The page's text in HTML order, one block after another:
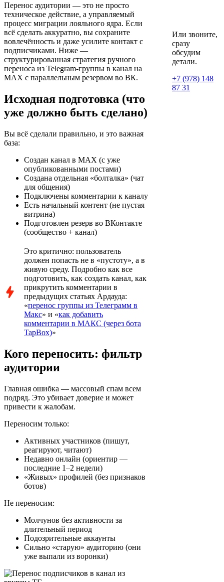
Перенос аудитории — это не просто
техническое действие, а управляемый
процесс миграции лояльного ядра. Если
всё сделать аккуратно, вы сохраните
вовлечённость и даже усилите контакт с
подписчиками. Ниже —
структурированная стратегия ручного
переноса из Telegram-группы в канал на
MAX с параллельным резервом во ВК.
Исходная подготовка (что
уже должно быть сделано)
Вы всё сделали правильно, и это важная
база:
Создан канал в MAX (с уже
опубликованными постами)
Создана отдельная «болталка» (чат
для общения)
Подключены комментарии к каналу
Есть начальный контент (не пустая
витрина)
Подготовлен резерв во ВКонтакте
(сообщество + канал)
Это критично: пользователь
должен попасть не в «пустоту», а в
живую среду. Подробно как все
подготовить, как создать канал, как
прикрутить комментарии в
предыдущих статьях Ардауда:
«перенос группы из Телеграмм в
Макс» и «как добавить
комментарии в МАКС (через бота
TapBox)»
Кого переносить: фильтр
аудитории
Главная ошибка — массовый спам всем
подряд. Это убивает доверие и может
привести к жалобам.
Переносим только:
Активных участников (пишут,
реагируют, читают)
Недавно онлайн (ориентир —
последние 1–2 недели)
«Живых» профилей (без признаков
ботов)
Не переносим:
Молчунов без активности за
длительный период
Подозрительные аккаунты
Сильно «старую» аудиторию (они
уже выпали из воронки)
Или звоните,
сразу
обсудим
детали.
+7 (978) 148
87 31